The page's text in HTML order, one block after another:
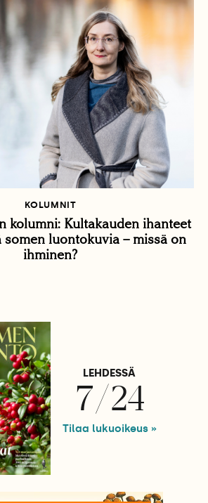
KOLUMNIT
kolumni: Kultakauden ihanteet
luontokuvia – missä on
ihminen?
LEHDESSÄ
7/24
Tilaa lukuoikeus »